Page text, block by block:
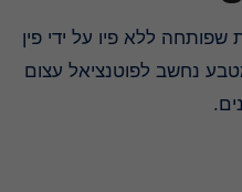
ללא פיו על ידי פין
בשנת 2020. המטבע נחשב לפוטנציאל עצום